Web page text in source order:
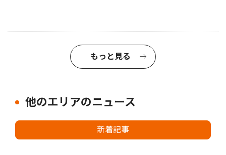
もっと見る
他のエリアのニュース
新着記事